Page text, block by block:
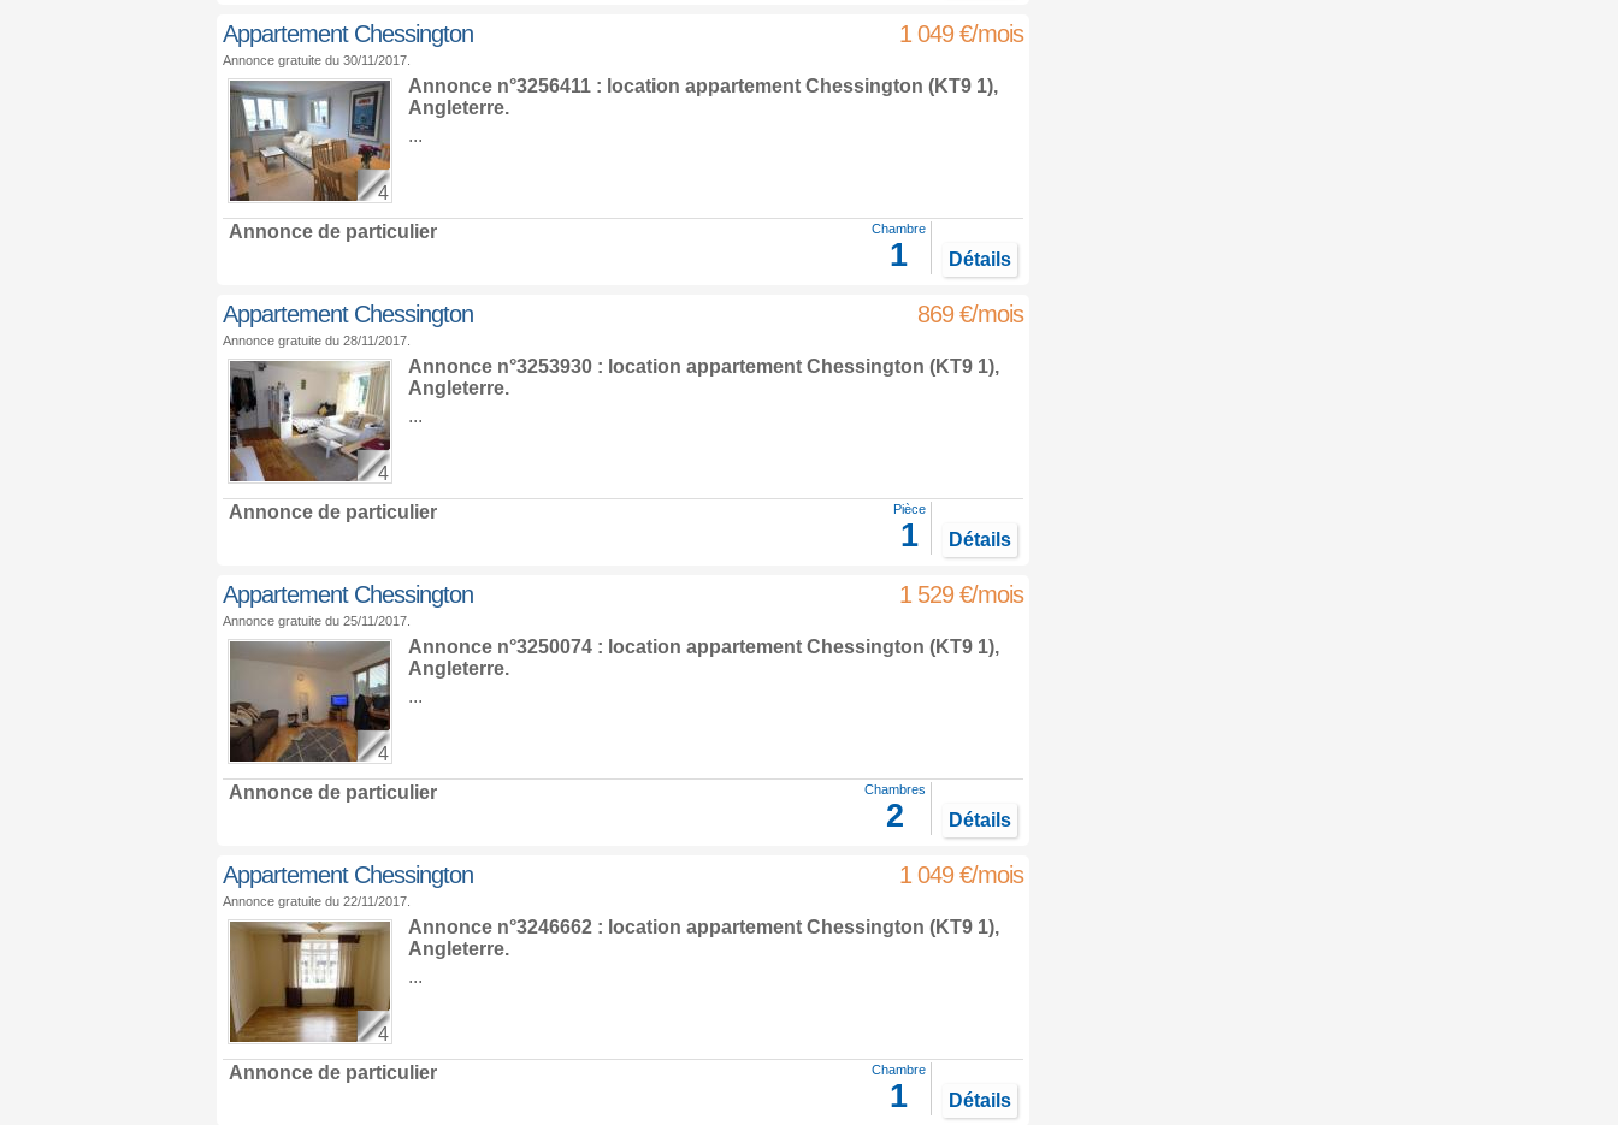
Appartement Chessington 1 049 €/mois
Annonce gratuite du 30/11/2017.
4
Annonce n°3256411 : location appartement Chessington (KT9 1),
Angleterre.
...
Annonce de particulier Chambre
1 Détails
Appartement Chessington 869 €/mois
Annonce gratuite du 28/11/2017.
4
Annonce n°3253930 : location appartement Chessington (KT9 1),
Angleterre.
...
Annonce de particulier Pièce
1 Détails
Appartement Chessington 1 529 €/mois
Annonce gratuite du 25/11/2017.
4
Annonce n°3250074 : location appartement Chessington (KT9 1),
Angleterre.
...
Annonce de particulier Chambres
2 Détails
Appartement Chessington 1 049 €/mois
Annonce gratuite du 22/11/2017.
4
Annonce n°3246662 : location appartement Chessington (KT9 1),
Angleterre.
...
Annonce de particulier Chambre
1 Détails